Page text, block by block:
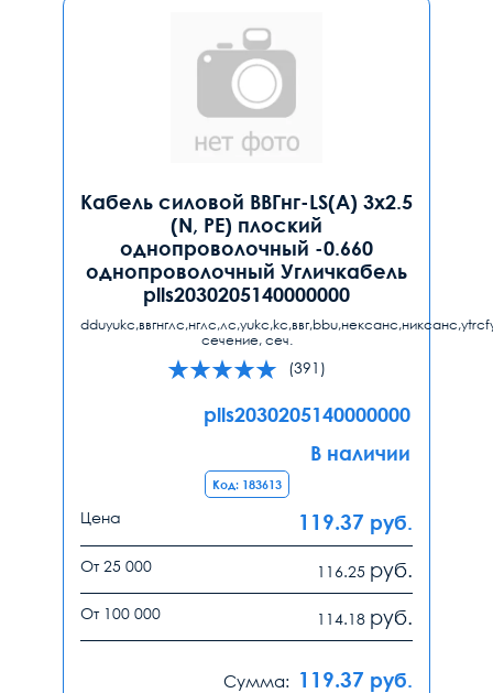
Кабель силовой ВВГнг-LS(А) 3х2.5
(N, PE) плоский
однопроволочный -0.660
однопроволочный Угличкабель
plls2030205140000000
сечение, сеч.
(391)
plls2030205140000000
В наличии
Код: 183613
Цена 119.37 руб.
От 25 000 116.25 руб.
От 100 000 114.18 руб.
Сумма: 119.37 руб.